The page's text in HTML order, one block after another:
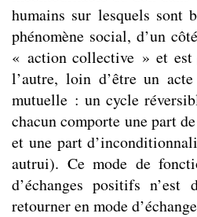
humains sur lesquels sont
phénomène social, d’un
« action collective » et
l’autre, loin d’être un
mutuelle : un cycle
chacun comporte une part
et une part
autrui). Ce mode de
d’échanges positifs
retourner en mode